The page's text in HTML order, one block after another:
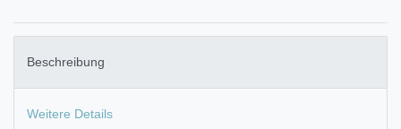
Beschreibung
Weitere Details